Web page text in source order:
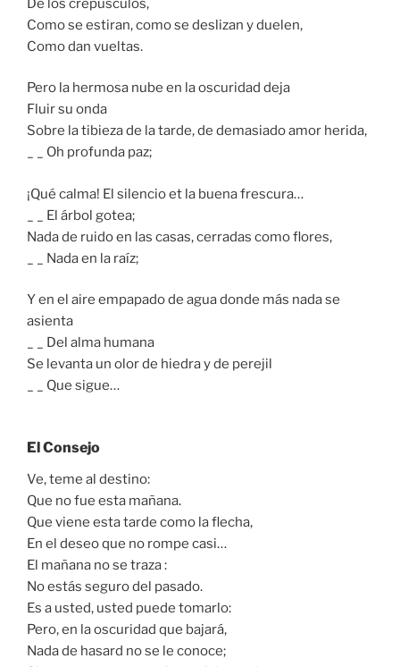
De los crepúsculos,
Como se estiran, como se deslizan y duelen,
Como dan vueltas.
Pero la hermosa nube en la oscuridad deja
Fluir su onda
Sobre la tibieza de la tarde, de demasiado amor herida,
_ _ Oh profunda paz;
¡Qué calma! El silencio et la buena frescura…
_ _ El árbol gotea;
Nada de ruido en las casas, cerradas como flores,
_ _ Nada en la raíz;
Y en el aire empapado de agua donde más nada se
asienta
_ _ Del alma humana
Se levanta un olor de hiedra y de perejil
_ _ Que sigue…
El Consejo
Ve, teme al destino:
Que no fue esta mañana.
Que viene esta tarde como la flecha,
En el deseo que no rompe casi…
El mañana no se traza :
No estás seguro del pasado.
Es a usted, usted puede tomarlo:
Pero, en la oscuridad que bajará,
Nada de hasard no se le conoce;